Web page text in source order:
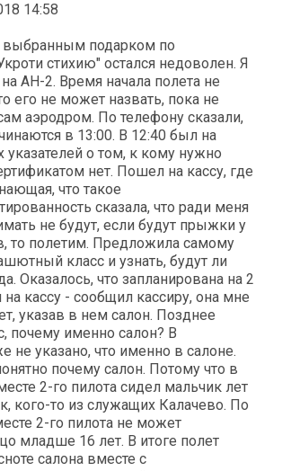
14:58
подарком по
стихию" остался недоволен. Я
АН-2. Время начала полета не
его не может назвать, пока не
аэродром. По телефону сказали,
в 13:00. В 12:40 был на
указателей о том, к кому нужно
нет. Пошел на кассу, где
что такое
сказала, что ради меня
не будут, если будут прыжки у
то полетим. Предложила самому
класс и узнать, будут ли
Оказалось, что запланирована на 2
на кассу - сообщил кассиру, она мне
указав в нем салон. Позднее
почему именно салон? В
не указано, что именно в салоне.
почему салон. Потому что в
2-го пилота сидел мальчик лет
кого-то из служащих Калачево. По
2-го пилота не может
младше 16 лет. В итоге полет
салона вместе с